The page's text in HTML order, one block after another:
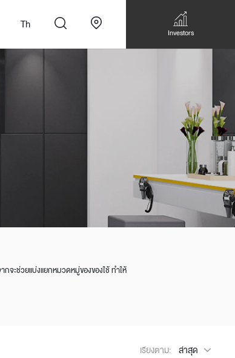
Walk-in closet &
Storage
Walk-in closet
Custom Dining Table
Th
Investors
จะช่วยแบ่งแยกหมวดหมู่ของของใช้ ทำให้
เรียงตาม: ล่าสุด